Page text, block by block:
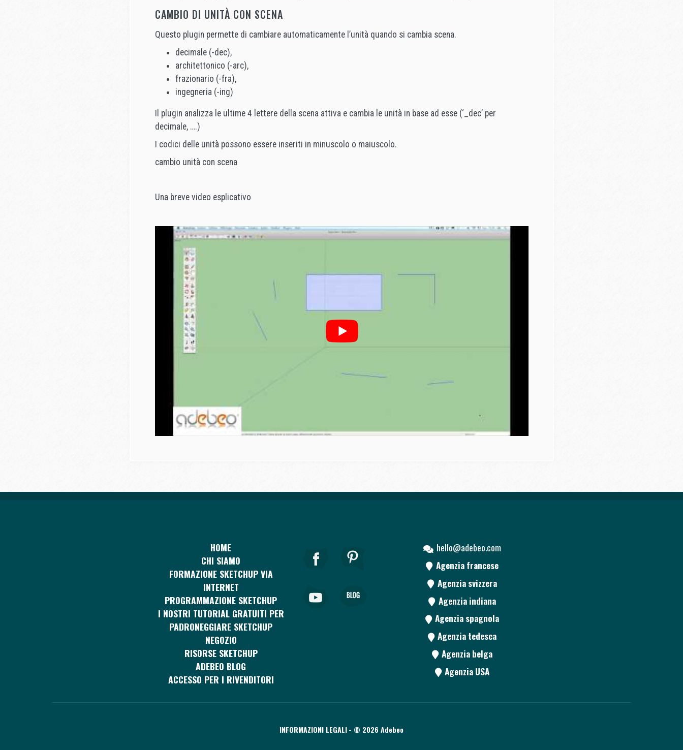
CAMBIO DI UNITÀ CON SCENA
Questo plugin permette di cambiare automaticamente l’unità quando si cambia scena.
decimale (-dec),
architettonico (-arc),
frazionario (-fra),
ingegneria (-ing)
Il plugin analizza le ultime 4 lettere della scena attiva e cambia le unità in base ad esse (‘_dec’ per
decimale, ….)
I codici delle unità possono essere inseriti in minuscolo o maiuscolo.
cambio unità con scena
Una breve video esplicativo
HOME
CHI SIAMO
FORMAZIONE SKETCHUP VIA
INTERNET
PROGRAMMAZIONE SKETCHUP
I NOSTRI TUTORIAL GRATUITI PER
PADRONEGGIARE SKETCHUP
NEGOZIO
RISORSE SKETCHUP
ADEBEO BLOG
ACCESSO PER I RIVENDITORI
hello@adebeo.com
Agenzia francese
Agenzia svizzera
Agenzia indiana
Agenzia spagnola
Agenzia tedesca
Agenzia belga
Agenzia USA
INFORMAZIONI LEGALI- © 2026 Adebeo